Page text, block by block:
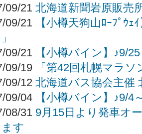
09/21 北海道新聞岩原販売
09/21
【小樽天狗山ﾛｰﾌﾟｳ
09/21
【小樽バイン】♪9/
09/19
「第42回札幌マラ
09/12 北海道バス協会主催
09/04
【小樽バイン】♪9/
08/31 9月15日より発車オ
す